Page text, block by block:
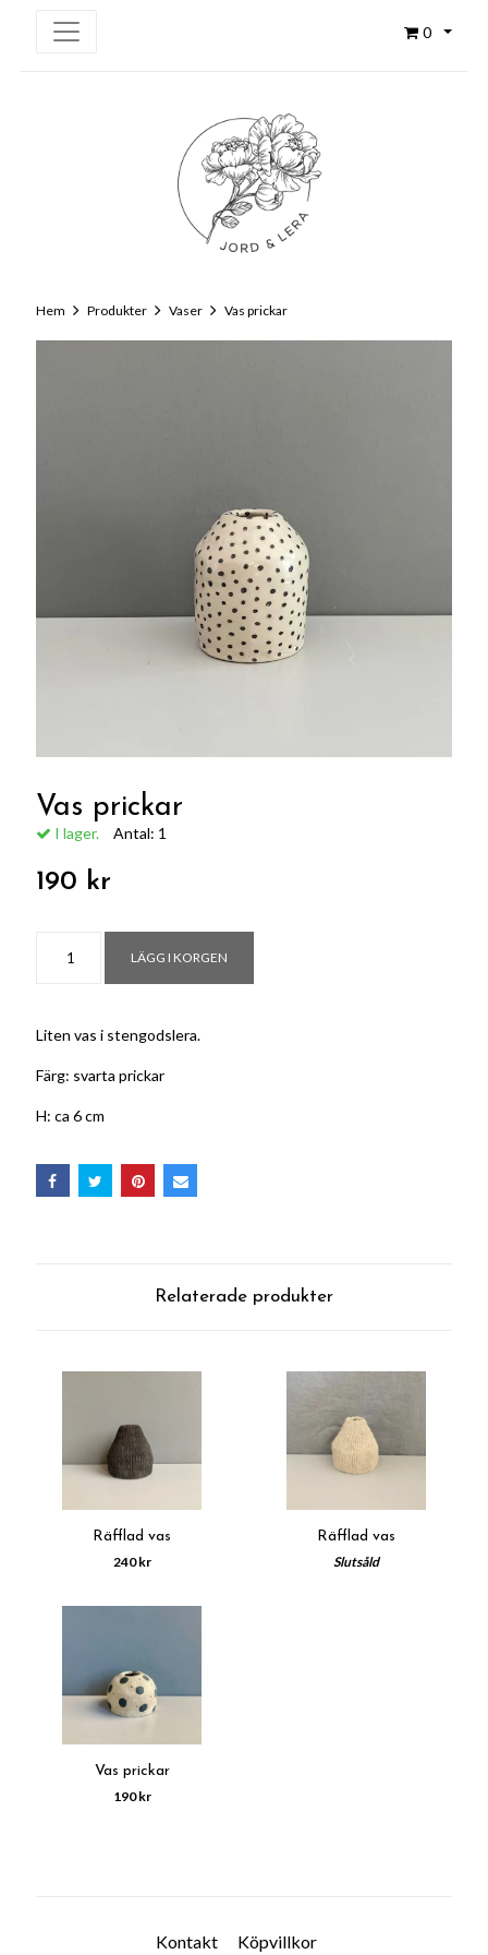
0
Hem Produkter Vaser Vas prickar
Vas prickar
I lager. Antal: 1
190 kr
LÄGG I KORGEN
Liten vas i stengodslera.
Färg: svarta prickar
H: ca 6 cm
Relaterade produkter
Räfflad vas
240 kr
Räfflad vas
Slutsåld
Vas prickar
190 kr
Kontakt Köpvillkor